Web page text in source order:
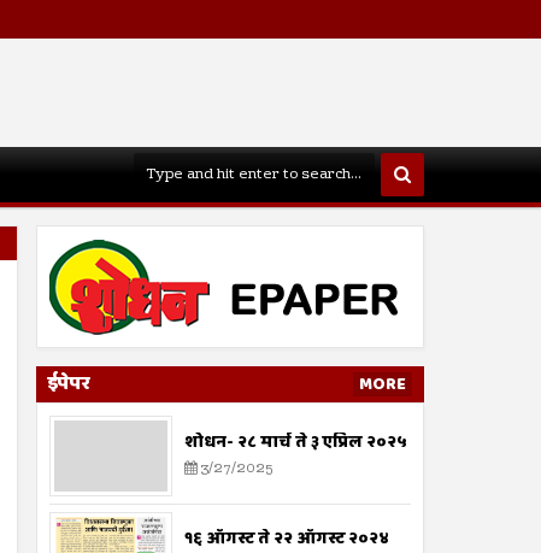
ईपेपर MORE
शोधन- २८ मार्च ते ३ एप्रिल २०२५
3/27/2025
१६ ऑगस्ट ते २२ ऑगस्ट २०२४